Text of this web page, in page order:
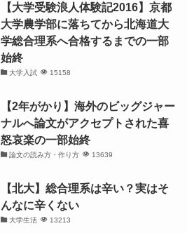
【大学受験浪人体験記2016】京都
大学農学部に落ちてから北海道大
学総合理系へ合格するまでの一部
始終
大学入試 15158
【2年がかり】海外のビッグジャー
ナルへ論文がアクセプトされた喜
怒哀楽の一部始終
論文の読み方・作り方 13639
【北大】総合理系は辛い？実はそ
んなに辛くない
大学生活 13213